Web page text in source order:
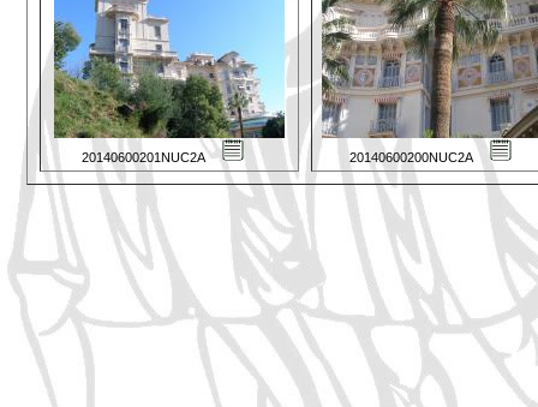
20140600201NUC2A 20140600200NUC2A